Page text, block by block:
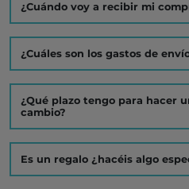
¿Cuándo voy a recibir mi
¿Cuáles son los gastos de
¿Qué plazo tengo para hacer
cambio?
Es un regalo ¿hacéis algo